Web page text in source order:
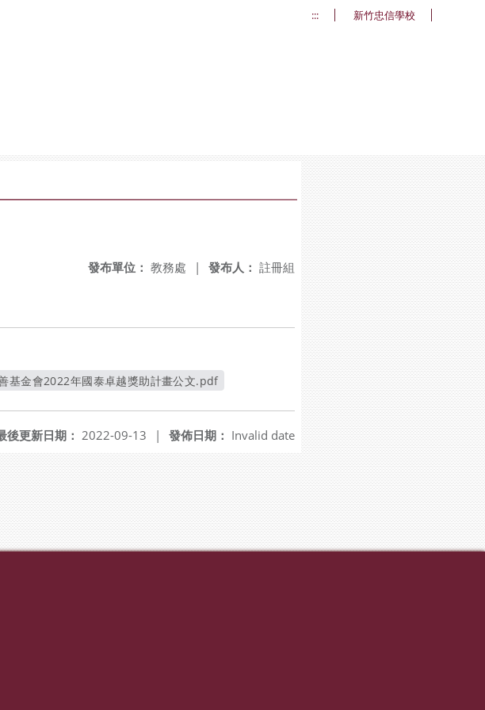
::: 新竹忠信學校
發布人： 註冊組
發布單位： 教務處 |
基金會2022年國泰卓越獎助計畫公文.pdf
發佈日期： Invalid date
後更新日期： 2022-09-13 |